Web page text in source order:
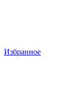
Избранное